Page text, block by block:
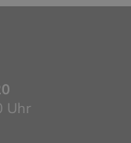
Uhr